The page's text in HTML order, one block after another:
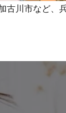
古川市など、